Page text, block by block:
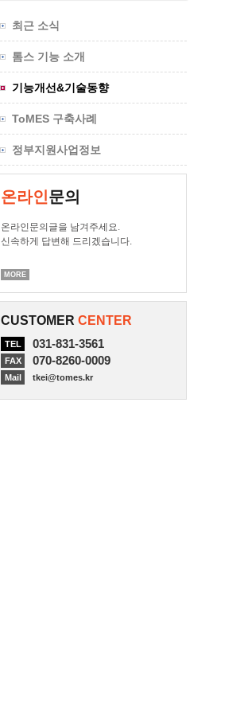
최근 소식
톰스 기능 소개
기능개선&기술동향
ToMES 구축사례
정부지원사업정보
온라인문의
온라인문의글을 남겨주세요.
신속하게 답변해 드리겠습니다.
MORE
CUSTOMER CENTER
TEL 031-831-3561
FAX 070-8260-0009
Mail tkei@tomes.kr